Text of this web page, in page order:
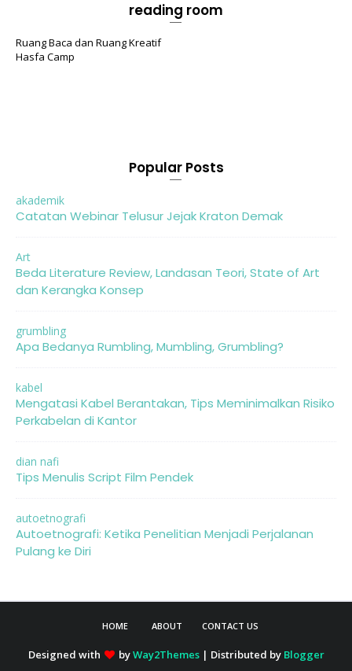
reading room
Ruang Baca dan Ruang Kreatif
Hasfa Camp
Popular Posts
akademik
Catatan Webinar Telusur Jejak Kraton Demak
Art
Beda Literature Review, Landasan Teori, State of Art
dan Kerangka Konsep
grumbling
Apa Bedanya Rumbling, Mumbling, Grumbling?
kabel
Mengatasi Kabel Berantakan, Tips Meminimalkan Risiko
Perkabelan di Kantor
dian nafi
Tips Menulis Script Film Pendek
autoetnografi
Autoetnografi: Ketika Penelitian Menjadi Perjalanan
Pulang ke Diri
HOME ABOUT CONTACT US
Designed with byWay2Themes| Distributed by Blogger